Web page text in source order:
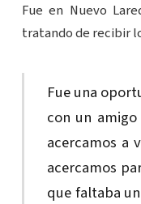
Fue en Nuevo
tratando de recibir
Fue una
con un
acercamos a
acercamos
que faltaba